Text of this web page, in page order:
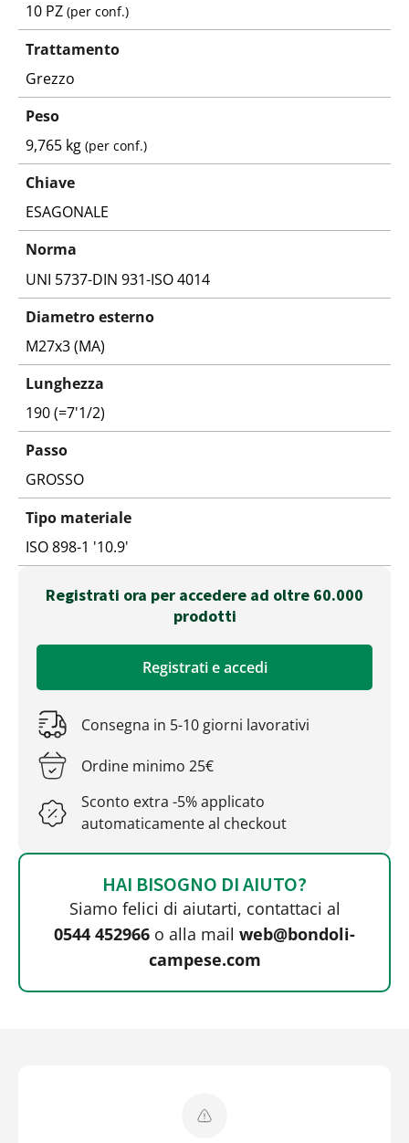
10 PZ(per conf.)
Trattamento
Grezzo
Peso
9,765 kg(per conf.)
Chiave
ESAGONALE
Norma
UNI 5737-DIN 931-ISO 4014
Diametro esterno
M27x3 (MA)
Lunghezza
190 (=7'1/2)
Passo
GROSSO
Tipo materiale
ISO 898-1 '10.9'
Registrati ora per accedere ad oltre 60.000
prodotti
Registrati e accedi
Consegna in 5-10 giorni lavorativi
Ordine minimo 25€
Sconto extra -5% applicato
automaticamente al checkout
HAI BISOGNO DI AIUTO?
Siamo felici di aiutarti, contattaci al
0544 452966 o alla mail web@bondoli-
campese.com